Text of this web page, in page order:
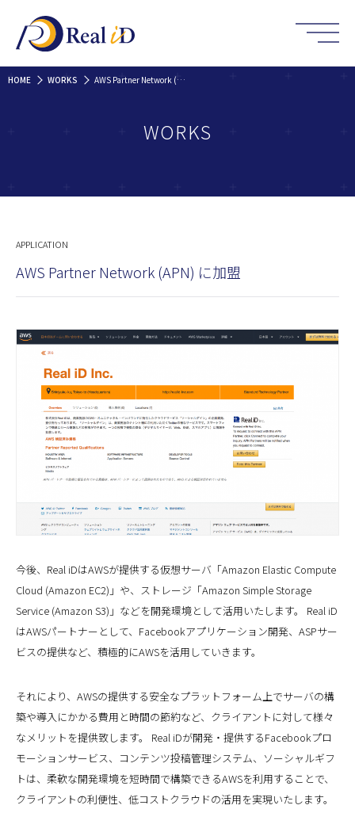
HOME WORKS AWS Partner Network (APN) に加盟
WORKS
APPLICATION
AWS Partner Network (APN) に加盟
今後、Real iDはAWSが提供する仮想サーバ「Amazon Elastic Compute
Cloud (Amazon EC2)」や、ストレージ「Amazon Simple Storage
Service (Amazon S3)」などを開発環境として活用いたします。 Real iD
はAWSパートナーとして、Facebookアプリケーション開発、ASPサー
ビスの提供など、積極的にAWSを活用していきます。
それにより、AWSの提供する安全なプラットフォーム上でサーバの構
築や導入にかかる費用と時間の節約など、クライアントに対して様々
なメリットを提供致します。 Real iDが開発・提供するFacebookプロ
モーションサービス、コンテンツ投稿管理システム、ソーシャルギフ
トは、柔軟な開発環境を短時間で構築できるAWSを利用することで、
クライアントの利便性、低コストクラウドの活用を実現いたします。